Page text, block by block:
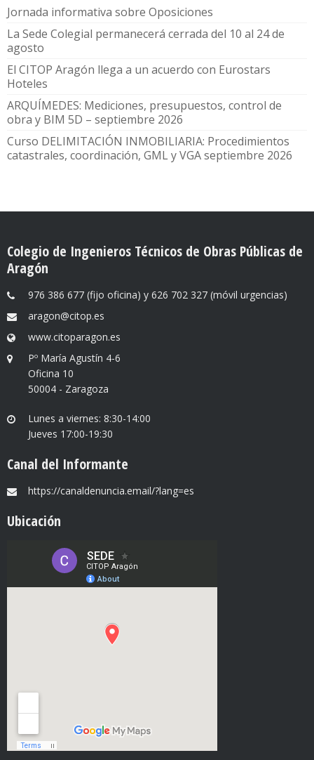
Jornada informativa sobre Oposiciones
La Sede Colegial permanecerá cerrada del 10 al 24 de
agosto
El CITOP Aragón llega a un acuerdo con Eurostars
Hoteles
ARQUÍMEDES: Mediciones, presupuestos, control de
obra y BIM 5D – septiembre 2026
Curso DELIMITACIÓN INMOBILIARIA: Procedimientos
catastrales, coordinación, GML y VGA septiembre 2026
Colegio de Ingenieros Técnicos de Obras Públicas de
Aragón
976 386 677 (fijo oficina) y 626 702 327 (móvil urgencias)
aragon@citop.es
www.citoparagon.es
Pº María Agustín 4-6
Oficina 10
50004 - Zaragoza
Lunes a viernes: 8:30-14:00
Jueves 17:00-19:30
Canal del Informante
https://canaldenuncia.email/?lang=es
Ubicación